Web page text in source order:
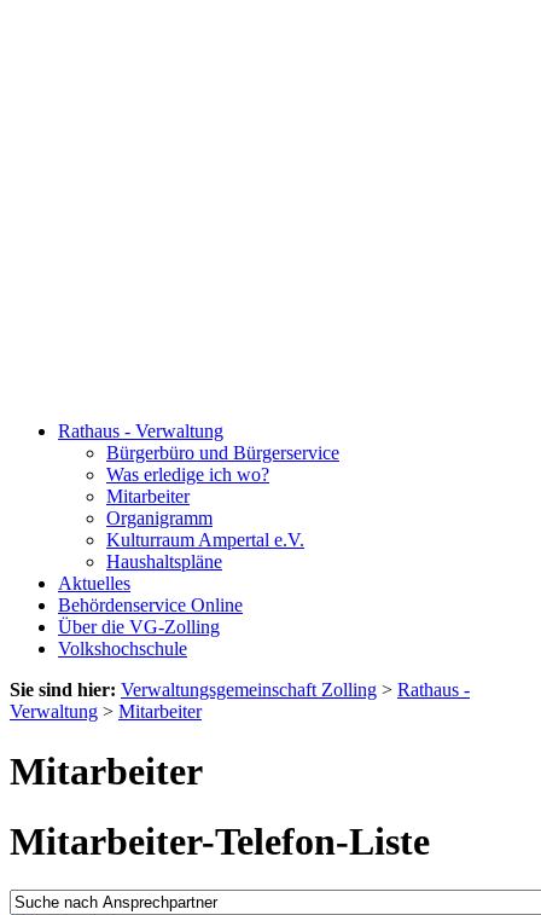
Rathaus - Verwaltung
Bürgerbüro und Bürgerservice
Was erledige ich wo?
Mitarbeiter
Organigramm
Kulturraum Ampertal e.V.
Haushaltspläne
Aktuelles
Behördenservice Online
Über die VG-Zolling
Volkshochschule
Sie sind hier: Verwaltungsgemeinschaft Zolling > Rathaus -
Verwaltung > Mitarbeiter
Mitarbeiter
Mitarbeiter-Telefon-Liste